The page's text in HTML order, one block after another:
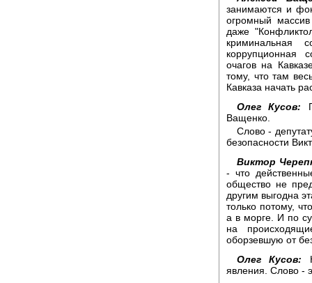
занимаются и
огромный
даже
криминальная
коррупционная
очагов на
тому, что там
Кавказа начать
Олег Кусов:
Ващенко.
Слово -
безопасности
Виктор
- что
общество не
другим выгодна
только потому,
а в морге. И по
на
оборзевшую от
Олег Кусов:
явления. Слово -